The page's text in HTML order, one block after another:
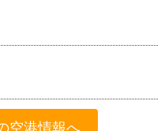
空港情報へ